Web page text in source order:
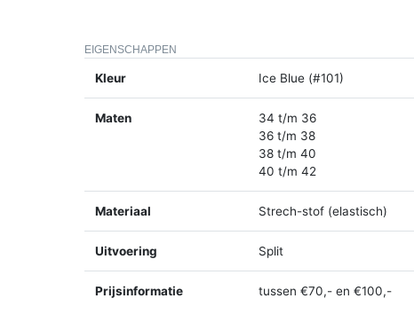
EIGENSCHAPPEN
Kleur Ice Blue (#101)
Maten
34 t/m 36
36 t/m 38
38 t/m 40
40 t/m 42
Materiaal Strech-stof (elastisch)
Uitvoering Split
Prijsinformatie tussen €70,- en €100,-